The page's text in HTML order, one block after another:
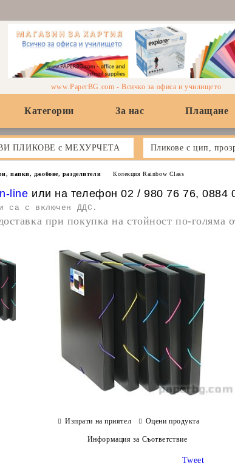
www.PaperBG.com - Всичко за офиса и училището
Категории За нас Плащане
ПЛИКОВЕ с МЕХУРЧЕТА Пликове с цип,
папки, джобове, разделители Колекция Rainbow Class
line или на телефон 02 / 980 76 76, 0884
са с включен ДДС.
при покупка на стойност по-голяма
Изпрати на приятел Оцени продукта
Информация за Съответствие
Tweet